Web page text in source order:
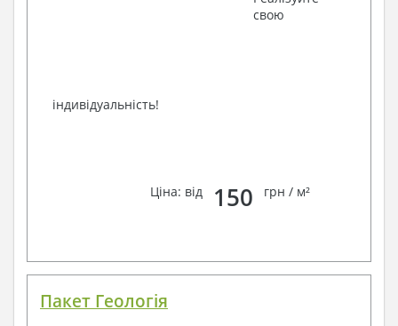
свою
індивідуальність!
Ціна: від 150 грн / м²
Пакет Геологія